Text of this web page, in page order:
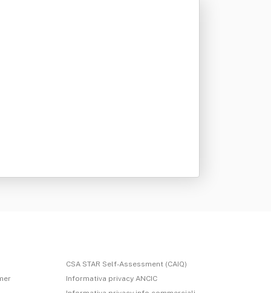
CSA STAR Self-Assessment (CAIQ)
Informativa privacy ANCIC